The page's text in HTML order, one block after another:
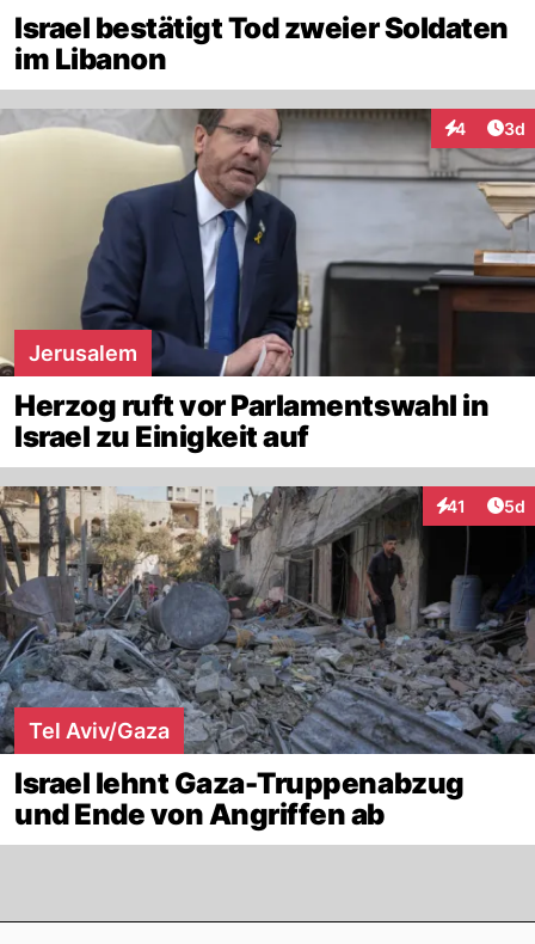
Israel bestätigt Tod zweier Soldaten
im Libanon
4 3d
Jerusalem
Herzog ruft vor Parlamentswahl in
Israel zu Einigkeit auf
41
Interaktionen
5d
Tel Aviv/Gaza
Israel lehnt Gaza-Truppenabzug
und Ende von Angriffen ab